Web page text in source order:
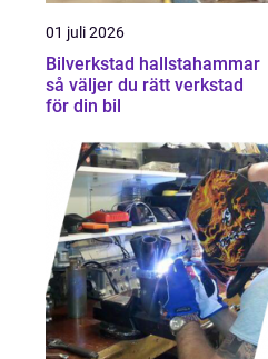
01 juli 2026
Bilverkstad hallstahammar
så väljer du rätt verkstad
för din bil